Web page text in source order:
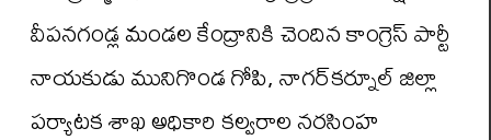
వీపనగండ్ల మండల కేంద్రానికి చెందిన కాంగ్రెస్ పార్టీ
నాయకుడు మునిగొండ గోపి, నాగర్‌కర్నూల్ జిల్లా
పర్యాటక శాఖ అధికారి కల్వరాల నరసింహ